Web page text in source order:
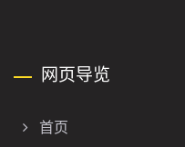
网页导览
首页